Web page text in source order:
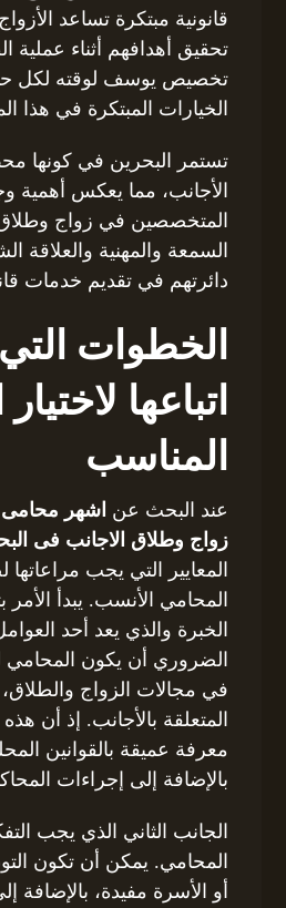
قانونية مبتكرة تساعد
تحقيق أهدافهم أثناء عملية
تخصيص يوسف لوقته لكل
الخيارات المبتكرة في هذا
تستمر البحرين في كونها
الأجانب، مما يعكس أهمية
المتخصصين في زواج وطلاق
السمعة والمهنية والعلاقة
دائرتهم في تقديم خدمات
الخطوات
اتباعها
المناسب
عند البحث عن اشهر
زواج وطلاق الاجانب فى
المعايير التي يجب مراعاتها
المحامي الأنسب. يبدأ
الخبرة والذي يعد أحد
الضروري أن يكون المحامي
في مجالات الزواج
المتعلقة بالأجانب. إذ أن
معرفة عميقة بالقوانين
بالإضافة إلى إجراءات
الجانب الثاني الذي يجب
المحامي. يمكن أن تكون
أو الأسرة مفيدة، بالإضافة